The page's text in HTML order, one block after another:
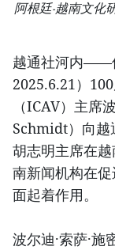
阿根廷-越南文化
越通社河内——
2025.6.21）
（ICAV）主席
Schmidt）向越
胡志明主席在
南新闻机构在
面起着作用。
波尔迪·索萨·